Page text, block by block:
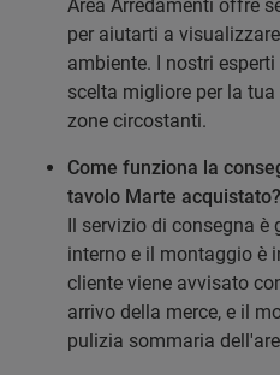
Area Arredamenti offre
per aiutarti a
ambiente. I nostri
scelta migliore per la
zone circostanti.
Come funziona la
tavolo Marte acquistato?
Il servizio di consegna è
interno e il montaggio è
cliente viene avvisato
arrivo della merce, e il
pulizia sommaria